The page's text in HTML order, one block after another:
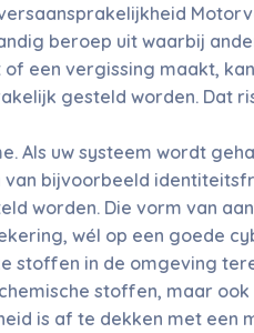
beroep uit waarbij
een vergissing maakt,
gesteld worden. Dat
Als uw systeem wordt
van bijvoorbeeld
worden. Die vorm van
wél op een goede
stoffen in de omgeving
stoffen, maar
is af te dekken met een